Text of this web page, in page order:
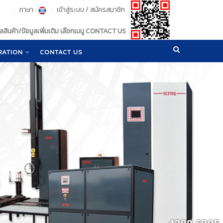
เข้าสู่ระบบ / สมัครสมาชิก
ภาษา :
นค้า/ข้อมูลเพิ่มเติม เลือกเมนู CONTACT US
CONTACT US